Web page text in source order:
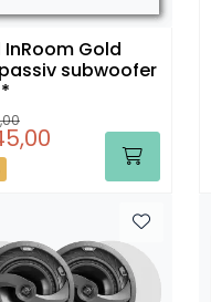
InRoom Gold
subwoofer